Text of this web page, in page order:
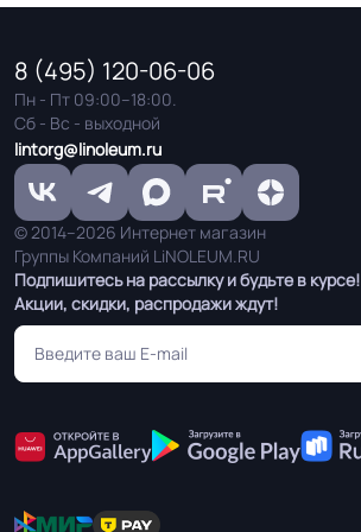
Оттенок
Дизайн рисунка
Подпишитесь на рассылку и будьте в курсе!
Акции, скидки, распродажи ждут!
8 (495) 120-06-06
Пн - Пт 09:00–18:00.
Сб - Вс - выходной
lintorg@linoleum.ru
© 2014–2026 Интернет магазин
Группы Компаний LiNOLEUM.RU